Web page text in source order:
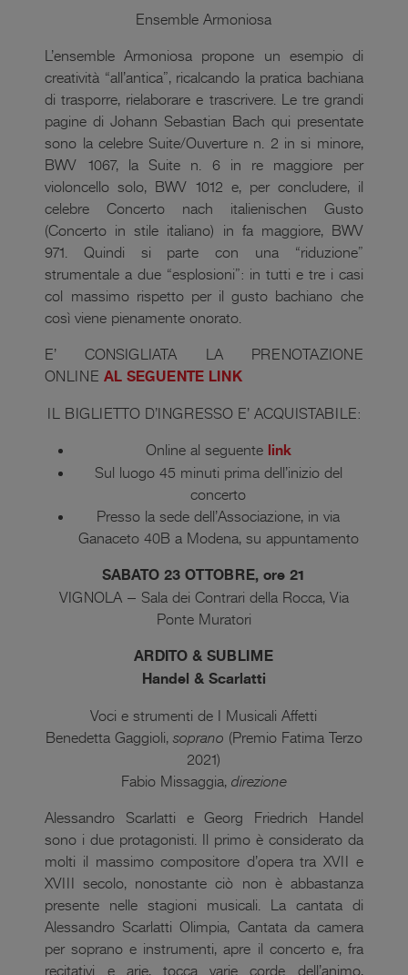
Ensemble Armoniosa
L’ensemble Armoniosa propone un esempio di
creatività “all’antica”, ricalcando la pratica bachiana
di trasporre, rielaborare e trascrivere. Le tre grandi
pagine di Johann Sebastian Bach qui presentate
sono la celebre Suite/Ouverture n. 2 in si minore,
BWV 1067, la Suite n. 6 in re maggiore per
violoncello solo, BWV 1012 e, per concludere, il
celebre Concerto nach italienischen Gusto
(Concerto in stile italiano) in fa maggiore, BWV
971. Quindi si parte con una “riduzione”
strumentale a due “esplosioni”: in tutti e tre i casi
col massimo rispetto per il gusto bachiano che
così viene pienamente onorato.
E’ CONSIGLIATA LA PRENOTAZIONE
ONLINE AL SEGUENTE LINK
IL BIGLIETTO D’INGRESSO E’ ACQUISTABILE:
Online al seguente link
Sul luogo 45 minuti prima dell’inizio del
concerto
Presso la sede dell’Associazione, in via
Ganaceto 40B a Modena, su appuntamento
SABATO 23 OTTOBRE, ore 21
VIGNOLA – Sala dei Contrari della Rocca, Via
Ponte Muratori
ARDITO & SUBLIME
Handel & Scarlatti
Voci e strumenti de I Musicali Affetti
Benedetta Gaggioli, soprano (Premio Fatima Terzo
2021)
Fabio Missaggia, direzione
Alessandro Scarlatti e Georg Friedrich Handel
sono i due protagonisti. Il primo è considerato da
molti il massimo compositore d’opera tra XVII e
XVIII secolo, nonostante ciò non è abbastanza
presente nelle stagioni musicali. La cantata di
Alessandro Scarlatti Olimpia, Cantata da camera
per soprano e instrumenti, apre il concerto e, fra
recitativi e arie, tocca varie corde dell’animo,